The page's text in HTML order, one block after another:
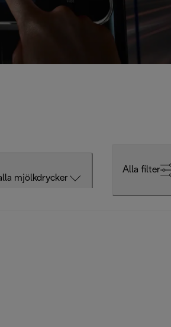
mjölkdrycker
Alla filter